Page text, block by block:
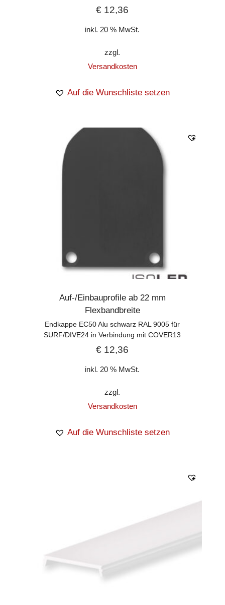
€ 12,36
inkl. 20 % MwSt.
zzgl.
Versandkosten
Auf die Wunschliste setzen
Auf-/Einbauprofile ab 22 mm
Flexbandbreite
Endkappe EC50 Alu schwarz RAL 9005 für
SURF/DIVE24 in Verbindung mit COVER13
€ 12,36
inkl. 20 % MwSt.
zzgl.
Versandkosten
Auf die Wunschliste setzen